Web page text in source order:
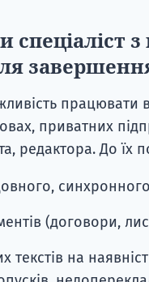
з
працювати
приватних
редактора. До їх
(договори,
текстів на